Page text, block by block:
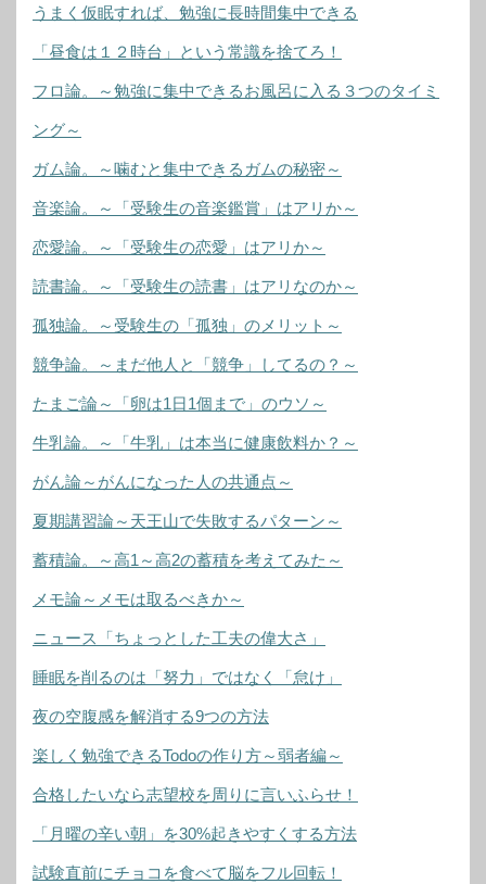
うまく仮眠すれば、勉強に長時間集中できる
「昼食は１２時台」という常識を捨てろ！
フロ論。～勉強に集中できるお風呂に入る３つのタイミ
ング～
ガム論。～噛むと集中できるガムの秘密～
音楽論。～「受験生の音楽鑑賞」はアリか～
恋愛論。～「受験生の恋愛」はアリか～
読書論。～「受験生の読書」はアリなのか～
孤独論。～受験生の「孤独」のメリット～
競争論。～まだ他人と「競争」してるの？～
たまご論～「卵は1日1個まで」のウソ～
牛乳論。～「牛乳」は本当に健康飲料か？～
がん論～がんになった人の共通点～
夏期講習論～天王山で失敗するパターン～
蓄積論。～高1～高2の蓄積を考えてみた～
メモ論～メモは取るべきか～
ニュース「ちょっとした工夫の偉大さ」
睡眠を削るのは「努力」ではなく「怠け」
夜の空腹感を解消する9つの方法
楽しく勉強できるTodoの作り方～弱者編～
合格したいなら志望校を周りに言いふらせ！
「月曜の辛い朝」を30%起きやすくする方法
試験直前にチョコを食べて脳をフル回転！